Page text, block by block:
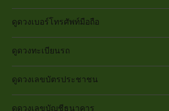
ดูดวงเบอร์โทรศัพท์มือถือ
ดูดวงทะเบียนรถ
ดูดวงเลขบัตรประชาชน
ดูดวงเลขบัญชีธนาคาร